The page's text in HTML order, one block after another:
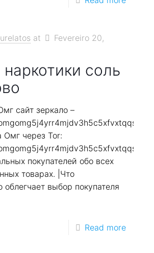
at
Fevereiro 20,
соль
сайт зеркало –
Омг через Tor:
покупателей обо всех
товарах. |Что
облегчает выбор покупателя
Read more